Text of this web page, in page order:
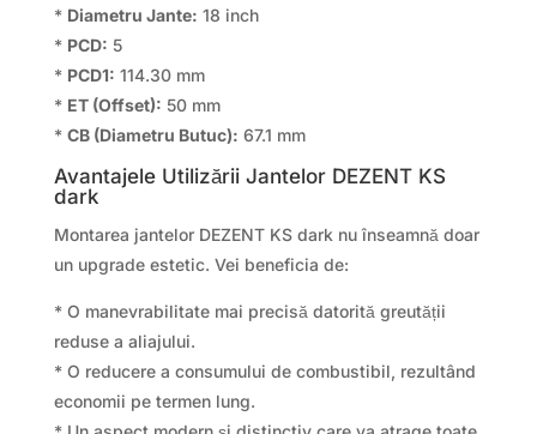
* Diametru Jante: 18 inch
* PCD: 5
* PCD1: 114.30 mm
* ET (Offset): 50 mm
* CB (Diametru Butuc): 67.1 mm
Avantajele Utilizării Jantelor DEZENT KS
dark
Montarea jantelor DEZENT KS dark nu înseamnă doar
un upgrade estetic. Vei beneficia de:
* O manevrabilitate mai precisă datorită greutății
reduse a aliajului.
* O reducere a consumului de combustibil, rezultând
economii pe termen lung.